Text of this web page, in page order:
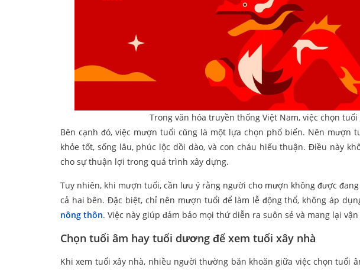
Trong văn hóa truyền thống Việt Nam, việc chọn
Bên cạnh đó, việc mượn tuổi cũng là một lựa chọn phổ biến. Nên mượn
khỏe tốt, sống lâu, phúc lộc dồi dào, và con cháu hiếu thuận. Điều này
cho sự thuận lợi trong quá trình xây dựng.
Tuy nhiên, khi mượn tuổi, cần lưu ý rằng người cho mượn không được
cả hai bên. Đặc biệt, chỉ nên mượn tuổi để làm lễ động thổ, không áp
nông thôn. Việc này giúp đảm bảo mọi thứ diễn ra suôn sẻ và mang lại
Chọn tuổi âm hay tuổi dương để xem tuổi xây nhà
Khi xem tuổi xây nhà, nhiều người thường băn khoăn giữa việc chọn tuổi